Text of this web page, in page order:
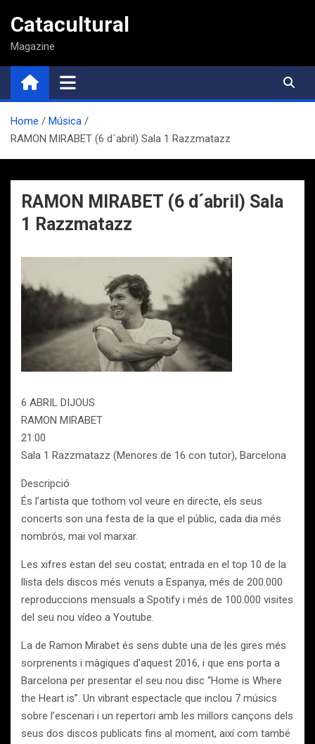
contenido
Catacultural
Magazine
Home
Música
RAMON MIRABET (6 d´abril) Sala 1 Razzmatazz
RAMON MIRABET (6 d´abril) Sala
1 Razzmatazz
6 ABRIL DIJOUS
RAMON MIRABET
21:00
Sala 1 Razzmatazz (Menores de 16 con tutor), Barcelona
Descripció
És l’artista que tothom vol veure en directe, els seus
concerts son una festa de la que el públic, cada dia més
nombrós, mai vol marxar.
Les xifres estan del seu costat; entrada en el top 10 de la
llista dels discos més venuts a Espanya, més de 200.000
reproduccions mensuals a Spotify i més de 100.000 visites
del seu nou vídeo a Youtube.
La de Ramon Mirabet és sens dubte una de les gires més
sorprenents i màgiques d’aquest 2016, i que ens porta a
Barcelona per presentar el seu nou disc “Home is Where
the Heart is”. Un vibrant espectacle que inclou 7 músics
sobre l’escenari i un repertori amb les millors cançons dels
seus dos discos publicats fins al moment, així com també